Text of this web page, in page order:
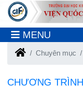
MENU
Chuyên mục
CHƯƠNG